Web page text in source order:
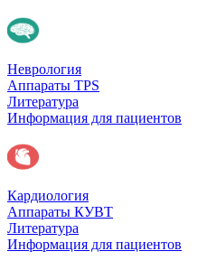
Неврология
Аппараты TPS
Литература
Информация для пациентов
Кардиология
Аппараты КУВТ
Литература
Информация для пациентов